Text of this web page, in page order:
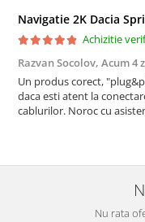
Achizitie
Razvan Socolov, Acum 4
Un produs corect,
daca esti atent la
cablurilor. Noroc cu
atras atentia ca nu era
cablul de video de la
Nu rata